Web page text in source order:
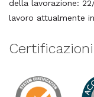
della lavorazione:
lavoro attualmente